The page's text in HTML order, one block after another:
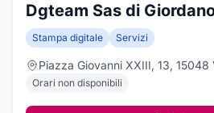
Dgteam Sas di
Stampa digitale Servizi
Piazza Giovanni XXIII, 13, 15048
Orari non disponibili